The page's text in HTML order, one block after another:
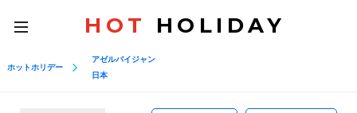
toggle
navigation
HOT HOLIDAY
ホットホリデー
アゼルバイジャン
日本